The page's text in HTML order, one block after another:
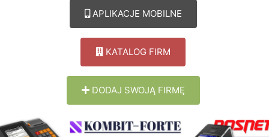
APLIKACJE MOBILNE
KATALOG FIRM
DODAJ SWOJĄ FIRMĘ